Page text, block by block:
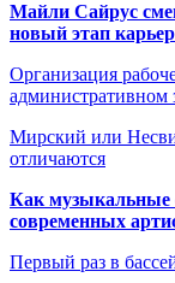
Майли Сайрус
новый этап
Организация
административном
Мирский или
отличаются
Как музыкальные
современных
Первый раз в